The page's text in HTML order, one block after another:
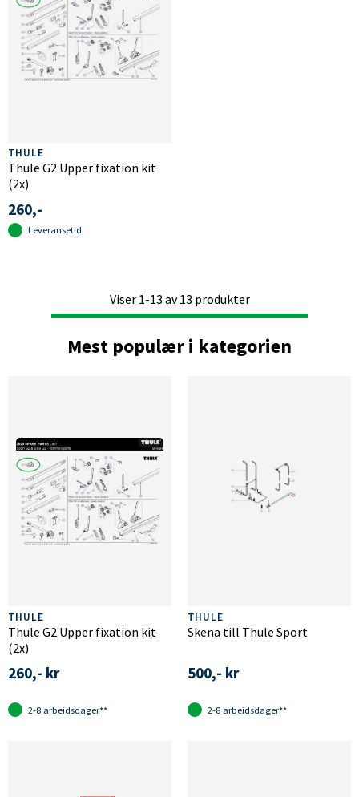
THULE
Thule G2 Upper fixation kit
(2x)
260,-
Leveransetid
Viser 1-13 av13 produkter
Mest populær i kategorien
THULE
Thule G2 Upper fixation kit
(2x)
260,- kr
2-8 arbeidsdager**
THULE
Skena till Thule Sport
500,- kr
2-8 arbeidsdager**